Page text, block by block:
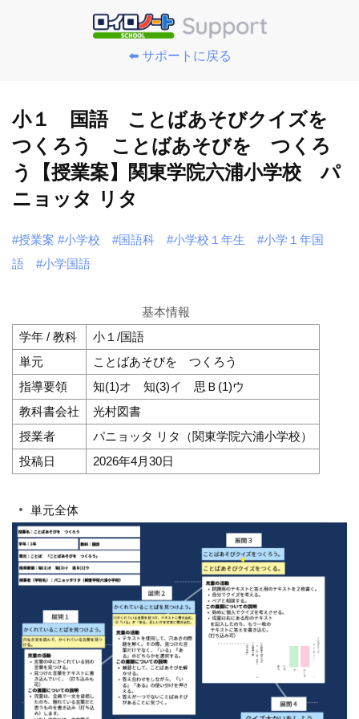
⬅️ サポートに戻る
小１ 国語 ことばあそびクイズを
つくろう ことばあそびを つくろ
う【授業案】関東学院六浦小学校 パ
ニョッタ リタ
#授業案 #小学校 #国語科 #小学校１年生
#小学１年国
語
#小学国語
基本情報
学年 / 教科
小１/国語
単元
ことばあそびを つくろう
指導要領
知(1)オ 知(3)イ 思Ｂ(1)ウ
教科書会社
光村図書
授業者
パニョッタ リタ（関東学院六浦小学校）
投稿日
2026年4月30日
単元全体